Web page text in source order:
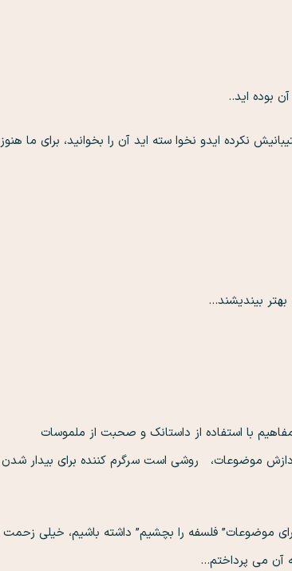
بوده اید..
نکرده ایدو نخوا سته اید آن را بخوانید، برای ما هنوز
بهتر بیندیشند…
با استفاده از داستانک و صحبت از ملموسات
موضوعات، روشی است سرگرم کننده برای بیدار شدن
موضوعات” فلسفه را بچشیم” داشته باشیم، خیلی زحمت
باز با جان و دل به آن می پرداختم…